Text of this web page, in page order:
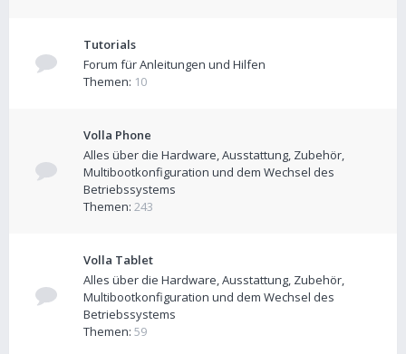
Tutorials
Forum für Anleitungen und Hilfen
Themen: 10
Volla Phone
Alles über die Hardware, Ausstattung, Zubehör,
Multibootkonfiguration und dem Wechsel des
Betriebssystems
Themen: 243
Volla Tablet
Alles über die Hardware, Ausstattung, Zubehör,
Multibootkonfiguration und dem Wechsel des
Betriebssystems
Themen: 59